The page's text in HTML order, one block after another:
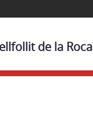
de la Roca